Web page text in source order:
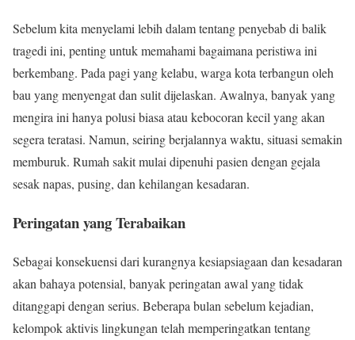
Sebelum kita menyelami lebih dalam tentang penyebab di balik
tragedi ini, penting untuk memahami bagaimana peristiwa ini
berkembang. Pada pagi yang kelabu, warga kota terbangun oleh
bau yang menyengat dan sulit dijelaskan. Awalnya, banyak yang
mengira ini hanya polusi biasa atau kebocoran kecil yang akan
segera teratasi. Namun, seiring berjalannya waktu, situasi semakin
memburuk. Rumah sakit mulai dipenuhi pasien dengan gejala
sesak napas, pusing, dan kehilangan kesadaran.
Peringatan yang Terabaikan
Sebagai konsekuensi dari kurangnya kesiapsiagaan dan kesadaran
akan bahaya potensial, banyak peringatan awal yang tidak
ditanggapi dengan serius. Beberapa bulan sebelum kejadian,
kelompok aktivis lingkungan telah memperingatkan tentang